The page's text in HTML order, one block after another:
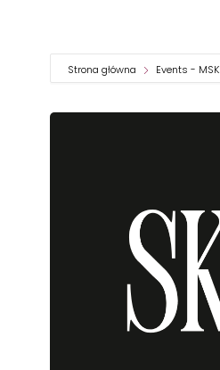
Strona główna Events - MSK